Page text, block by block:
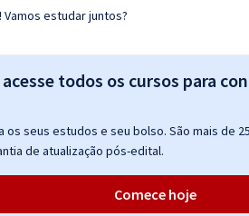
estudar juntos?
todos os cursos para
seus estudos e seu bolso. São mais de
de atualização pós-edital.
Comece hoje